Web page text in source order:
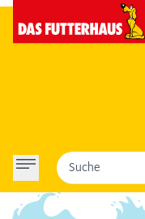
Suche